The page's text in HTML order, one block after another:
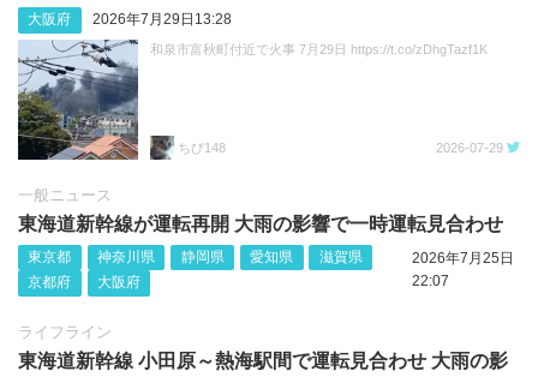
大阪府 2026年7月29日13:28
和泉市富秋町付近で火事 7月29日 https://t.co/zDhgTazf1K
ちび148 2026-07-29
一般ニュース
東海道新幹線が運転再開 大雨の影響で一時運転見合わせ
東京都 神奈川県 静岡県 愛知県
滋賀県
京都府
大阪府
2026年7月25日
22:07
ライフライン
東海道新幹線 小田原～熱海駅間で運転見合わせ 大雨の影